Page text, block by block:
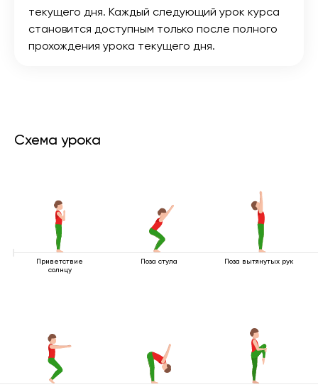
текущего дня. Каждый следующий урок курса
становится доступным только после полного
прохождения урока текущего дня.
Схема урока
Приветствие
солнцу
Поза стула Поза вытянутых рук